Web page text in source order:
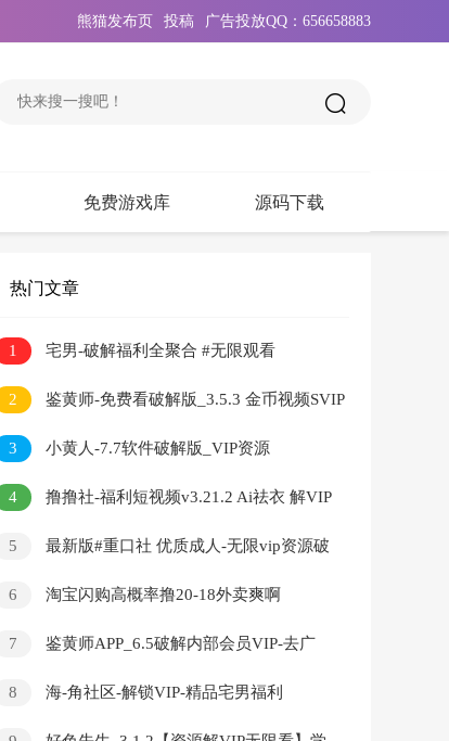
广告投放QQ：656658883
投稿
熊猫发布页
免费游戏库 源码下载
热门文章
1 宅男-破解福利全聚合 #无限观看
2
鉴黄师-免费看破解版_3.5.3 金币视频SVIP
无限看
3
小黄人-7.7软件破解版_VIP资源
4
撸撸社-福利短视频v3.21.2 Ai祛衣 解VIP
5
最新版#重口社 优质成人-无限vip资源破
6
淘宝闪购高概率撸20-18外卖爽啊
7
鉴黄师APP_6.5破解内部会员VIP-去广
8
海-角社区-解锁VIP-精品宅男福利